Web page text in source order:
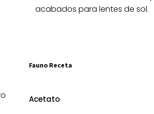
de
acabados para lentes de sol.
Fauno Receta
Acetato